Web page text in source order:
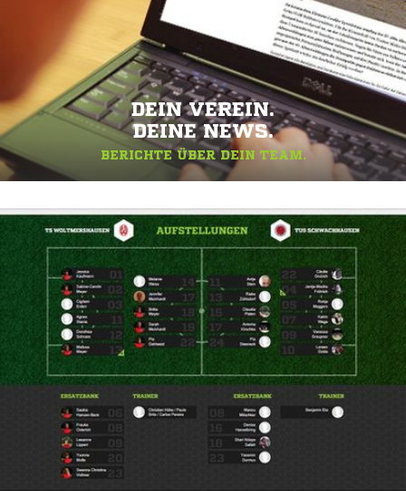
DEIN VEREIN.
DEINE NEWS.
BERICHTE ÜBER DEIN TEAM.